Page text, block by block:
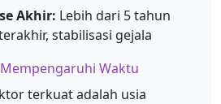
Akhir: Lebih dari 5 tahun
stabilisasi gejala
Waktu
terkuat adalah usia